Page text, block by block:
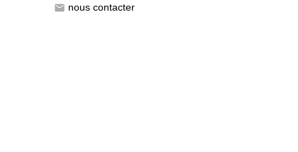
email nous contacter